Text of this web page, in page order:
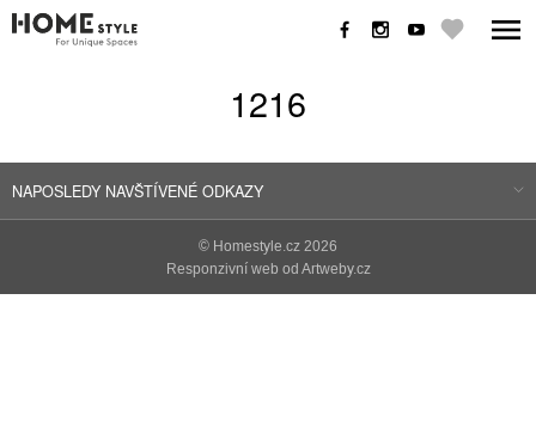
1216
NAPOSLEDY NAVŠTÍVENÉ ODKAZY
© Homestyle.cz 2026
Responzivní web od Artweby.cz